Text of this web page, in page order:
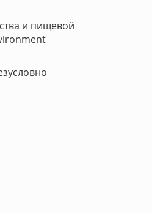
и пищевой